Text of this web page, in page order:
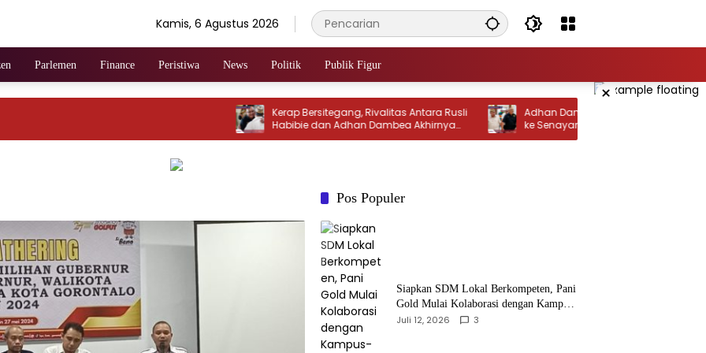
Kamis, 6 Agustus 2026
Parlemen Finance Peristiwa News Politik Publik Figur
×
‎Kerap Bersitegang, Rivalitas Antara Rusli
Habibie dan Adhan Dambea Akhirnya
Mencair
‎Adhan Dambea Buka Jalur Komunikasi
ke Senayan Lewat Rusli Habibie
Pos Populer
‎Siapkan SDM Lokal Berkompeten, Pani
Gold Mulai Kolaborasi dengan Kampus-
kampus di Gorontalo
Juli 12, 2026 3